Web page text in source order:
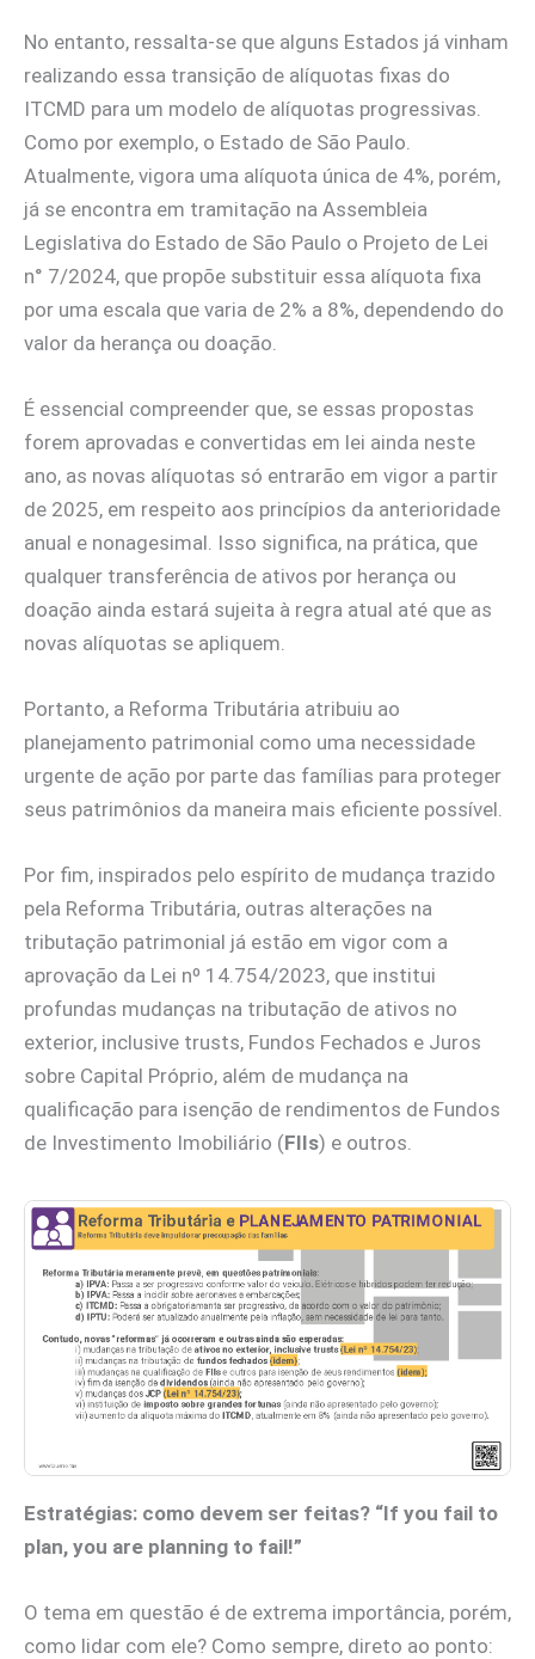
No entanto, ressalta-se que alguns Estados já vinham
realizando essa transição de alíquotas fixas do
ITCMD para um modelo de alíquotas progressivas.
Como por exemplo, o Estado de São Paulo.
Atualmente, vigora uma alíquota única de 4%, porém,
já se encontra em tramitação na Assembleia
Legislativa do Estado de São Paulo o Projeto de Lei
n° 7/2024, que propõe substituir essa alíquota fixa
por uma escala que varia de 2% a 8%, dependendo do
valor da herança ou doação.
É essencial compreender que, se essas propostas
forem aprovadas e convertidas em lei ainda neste
ano, as novas alíquotas só entrarão em vigor a partir
de 2025, em respeito aos princípios da anterioridade
anual e nonagesimal. Isso significa, na prática, que
qualquer transferência de ativos por herança ou
doação ainda estará sujeita à regra atual até que as
novas alíquotas se apliquem.
Portanto, a Reforma Tributária atribuiu ao
planejamento patrimonial como uma necessidade
urgente de ação por parte das famílias para proteger
seus patrimônios da maneira mais eficiente possível.
Por fim, inspirados pelo espírito de mudança trazido
pela Reforma Tributária, outras alterações na
tributação patrimonial já estão em vigor com a
aprovação da Lei nº 14.754/2023, que institui
profundas mudanças na tributação de ativos no
exterior, inclusive trusts, Fundos Fechados e Juros
sobre Capital Próprio, além de mudança na
qualificação para isenção de rendimentos de Fundos
de Investimento Imobiliário (FIIs) e outros.
Estratégias: como devem ser feitas? “If you fail to
plan, you are planning to fail!”
O tema em questão é de extrema importância, porém,
como lidar com ele? Como sempre, direto ao ponto: